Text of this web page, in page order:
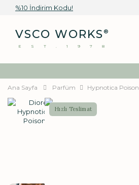
%10 İndirim Kodu!
VSCO WORKS ®
EST.1978
Ana Sayfa Parfüm Hypnotica Poison
Hızlı Teslimat